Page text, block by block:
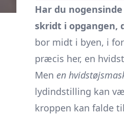
Har du
skridt i opgangen,
bor midt i byen, i
præcis her, en
Men en
lydindstilling kan
kroppen kan falde